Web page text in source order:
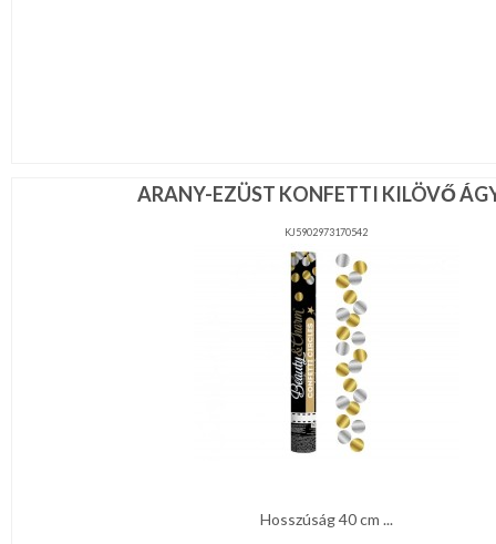
ARANY-EZÜST KONFETTI KILÖVŐ
KJ5902973170542
Hosszúság 40 cm ...